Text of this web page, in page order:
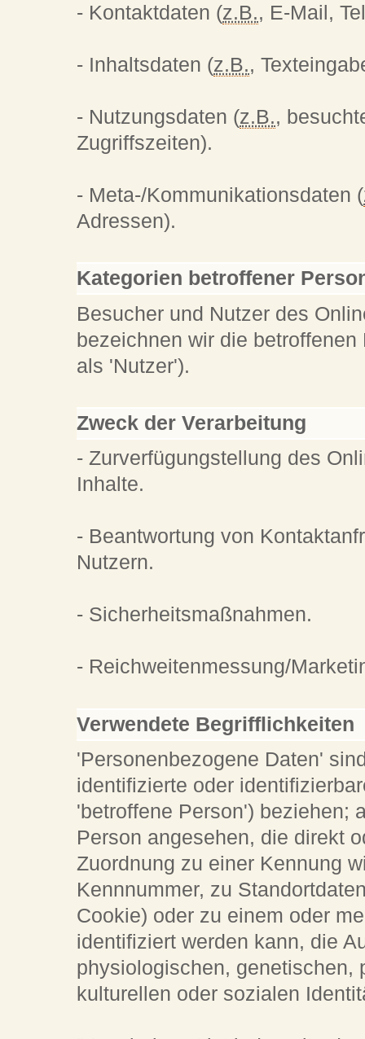
- Kontaktdaten (z.B., E-Mail,
- Inhaltsdaten (z.B.,
- Nutzungsdaten (z.B.,
Zugriffszeiten).
- Meta-/Kommunikationsdaten (
Adressen).
Kategorien betroffener
Besucher und Nutzer des
bezeichnen wir die
als 'Nutzer').
Zweck der Verarbeitung
- Zurverfügungstellung des
Inhalte.
- Beantwortung von
Nutzern.
- Sicherheitsmaßnahmen.
- Reichweitenmessung/
Verwendete Begrifflichkeiten
'Personenbezogene Daten'
identifizierte oder
'betroffene Person') beziehen;
Person angesehen, die direkt
Zuordnung zu einer Kennung
Kennnummer, zu
Cookie) oder zu einem oder
identifiziert werden kann, die
physiologischen, genetischen,
kulturellen oder sozialen